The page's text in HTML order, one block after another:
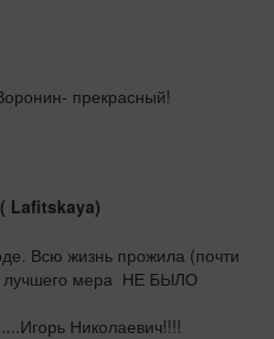
прекрасный!
Lafitskaya)
Всю жизнь прожила (почти
лучшего мера  НЕ БЫЛО
Николаевич!!!!